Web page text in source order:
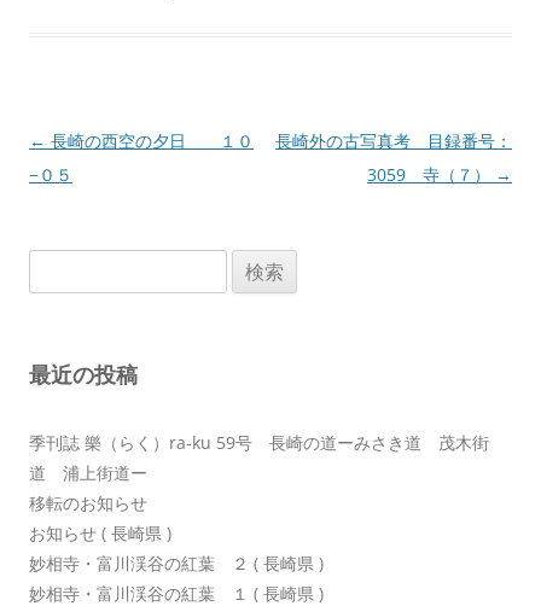
投
稿
ョ
← 長崎の西空の夕日 １０
−０５
長崎外の古写真考 目録番号：
3059 寺（７）
→
索:
最近の投稿
季刊誌 樂（らく）ra-ku 59号 長崎の道ーみさき道 茂木街
道 浦上街道ー
移転のお知らせ
お知らせ ( 長崎県 )
妙相寺・富川渓谷の紅葉 ２ ( 長崎県 )
妙相寺・富川渓谷の紅葉 １ ( 長崎県 )